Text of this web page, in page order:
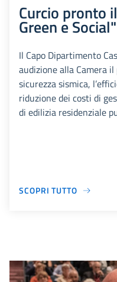
Curcio pronto
Green e Social"
Il Capo Dipartimento
audizione alla Camera
sicurezza sismica,
riduzione dei costi di
di edilizia residenziale
SCOPRI TUTTO